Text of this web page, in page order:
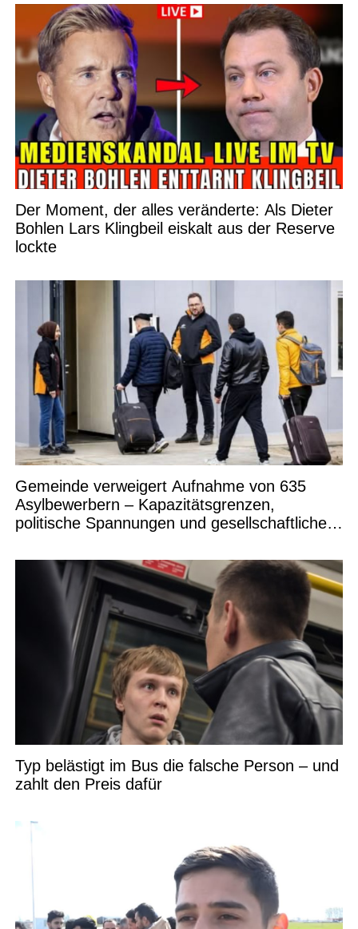
Der Moment, der alles veränderte: Als Dieter
Bohlen Lars Klingbeil eiskalt aus der Reserve
lockte
Gemeinde verweigert Aufnahme von 635
Asylbewerbern – Kapazitätsgrenzen,
politische Spannungen und gesellschaftliche
Typ belästigt im Bus die falsche Person – und
zahlt den Preis dafür